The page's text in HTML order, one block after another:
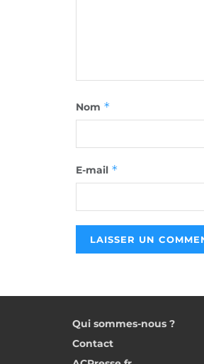
Nom *
E-mail *
Qui sommes-nous ?
Contact